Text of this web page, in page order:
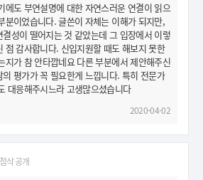
에도 부연설명에 대한 자연스러운 연결이 읽으
분이었습니다. 글쓴이 자체는 이해가 되지만,
성이 떨어지는 것 같았는데 그 입장에서 이렇
점 감사합니다. 신입지원할 때도 해보지 못한
지가 참 안타깝네요 다른 부분에서 제안해주신
평가가 꼭 필요한게 느낍니다. 특히 전문가
대응해주시느라 고생많으셨습니다
2020-04-02
삭 공개